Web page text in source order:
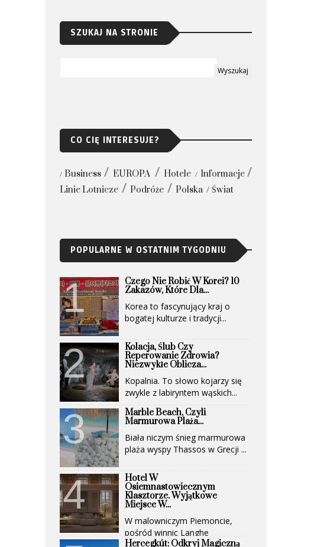
SZUKAJ NA STRONIE
CO CIĘ INTERESUJE?
Business EUROPA Hotele
Informacje
Linie Lotnicze
Podróże Polska Świat
POPULARNE W OSTATNIM TYGODNIU
Czego Nie Robić W Korei? 10
Zakazów, Które Dla...
Korea to fascynujący kraj o
bogatej kulturze i tradycji...
Kolacja, Ślub Czy
Reperowanie Zdrowia?
Niezwykłe Oblicza...
Kopalnia. To słowo kojarzy się
zwykle z labiryntem wąskich...
Marble Beach, Czyli
Marmurowa Plaża...
Biała niczym śnieg marmurowa
plaża wyspy Thassos w Grecji ...
Hotel W
Osiemnastowiecznym
Klasztorze. Wyjątkowe
Miejsce W...
W malowniczym Piemoncie,
pośród winnic Langhe
(UNESCO)...
Hercegkút: Odkryj Magiczną